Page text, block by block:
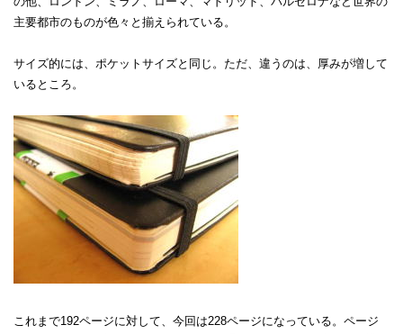
主要都市のものが色々と揃えられている。
サイズ的には、ポケットサイズと同じ。ただ、違うのは、厚みが増して
いるところ。
これまで192ページに対して、今回は228ページになっている。ページ